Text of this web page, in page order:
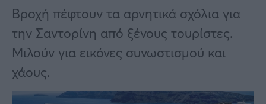
ΕΣΠΑ
Lifestyle
Αθλητικά
Υγεία
Γυναίκα
Βροχή πέφτουν τα αρνητικά σχόλια για
την Σαντορίνη από ξένους τουρίστες.
Μιλούν για εικόνες συνωστισμού και
χάους.